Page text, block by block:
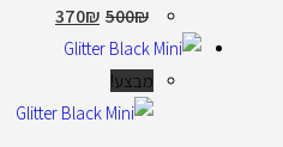
500₪
370₪
מבצע!